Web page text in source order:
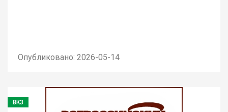
Опубликовано: 2026-05-14
ВКЗ